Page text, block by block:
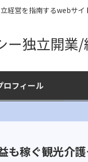
経営を指南するwebサイ
ー独立開業
ロフィール
も稼ぐ観光介